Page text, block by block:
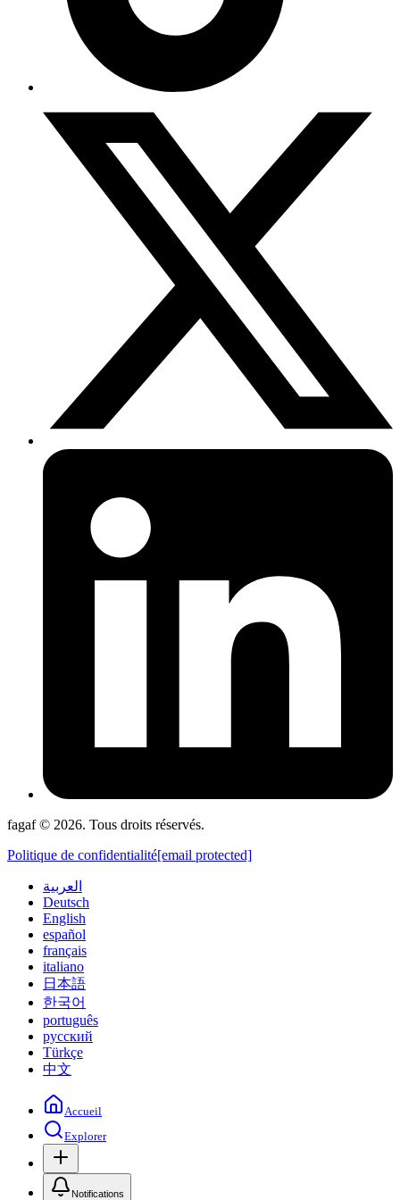
fagaf © 2026. Tous droits réservés.
Politique de confidentialité[email protected]
العربية
Deutsch
English
español
français
italiano
日本語
한국어
português
русский
Türkçe
中文
Accueil
Explorer
Notifications